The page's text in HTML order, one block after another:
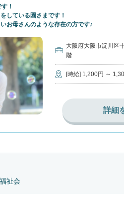
！
している園さまです！
お母さんのような存在の方です♪
大阪府大阪市淀川区
階
[時給] 1,200円 ～
詳細
祉会